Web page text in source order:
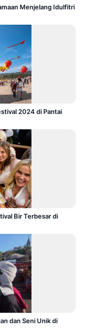
Menjelang Idulfitri
2024 di Pantai
Bir Terbesar di
dan Seni Unik di